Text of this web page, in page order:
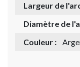
Largeur de
Diamètre de
Couleur :